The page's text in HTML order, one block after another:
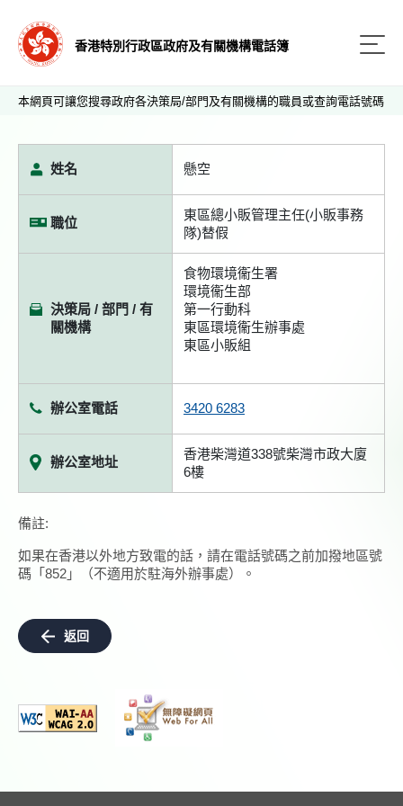
香港特別行政區政府及有關機構電話簿
本網頁可讓您搜尋政府各決策局/部門及有關機構的職員或查詢電話號碼
姓名 懸空
職位
東區總小販管理主任(小販事務
隊)替假
決策局 / 部門 / 有
關機構
食物環境衞生署
環境衞生部
第一行動科
東區環境衞生辦事處
東區小販組
辦公室電話 3420 6283
辦公室地址
香港柴灣道338號柴灣市政大廈
6樓
備註:
如果在香港以外地方致電的話，請在電話號碼之前加撥地區號
碼「852」（不適用於駐海外辦事處）。
返回